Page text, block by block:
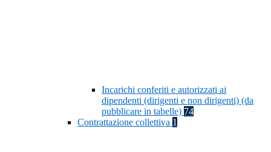
Incarichi conferiti e autorizzati ai
dipendenti (dirigenti e non dirigenti) (da
pubblicare in tabelle) 74
Contrattazione collettiva 1